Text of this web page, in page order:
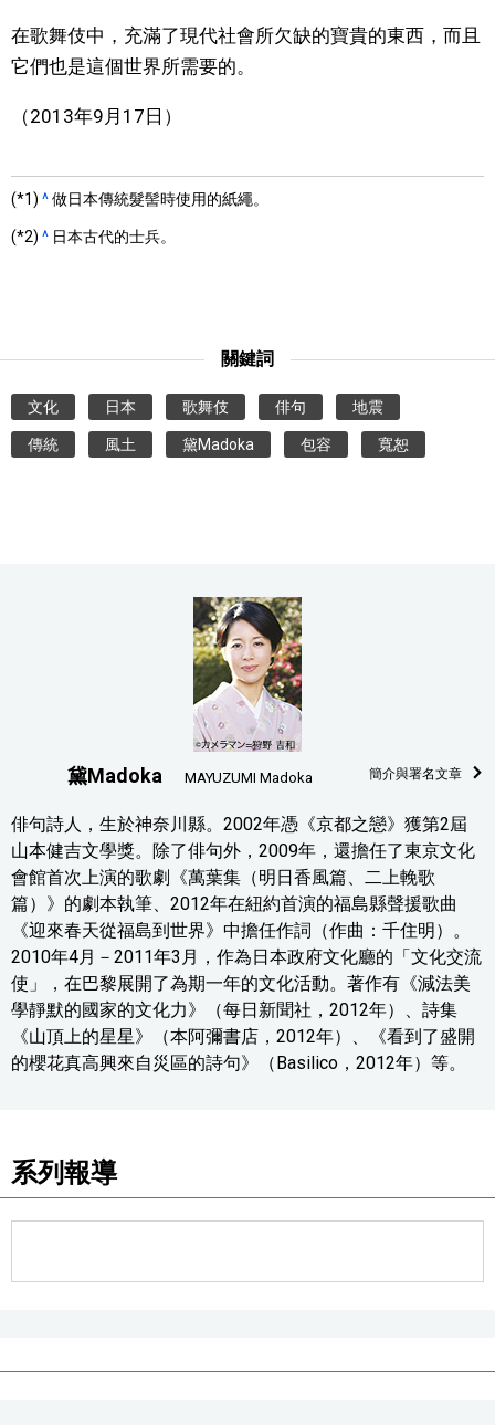
在歌舞伎中，充滿了現代社會所欠缺的寶貴的東西，而且
它們也是這個世界所需要的。
（2013年9月17日）
(*1) ^做日本傳統髮髻時使用的紙繩。
(*2) ^日本古代的士兵。
關鍵詞
文化 日本 歌舞伎 俳句 地震
傳統 風土 黛Madoka 包容 寬恕
黛Madoka MAYUZUMI Madoka 簡介與署名文章
俳句詩人，生於神奈川縣。2002年憑《京都之戀》獲第2屆
山本健吉文學獎。除了俳句外，2009年，還擔任了東京文化
會館首次上演的歌劇《萬葉集（明日香風篇、二上輓歌
篇）》的劇本執筆、2012年在紐約首演的福島縣聲援歌曲
《迎來春天從福島到世界》中擔任作詞（作曲：千住明）。
2010年4月－2011年3月，作為日本政府文化廳的「文化交流
使」，在巴黎展開了為期一年的文化活動。著作有《減法美
學靜默的國家的文化力》（每日新聞社，2012年）、詩集
《山頂上的星星》（本阿彌書店，2012年）、《看到了盛開
的櫻花真高興來自災區的詩句》（Basilico，2012年）等。
系列報導